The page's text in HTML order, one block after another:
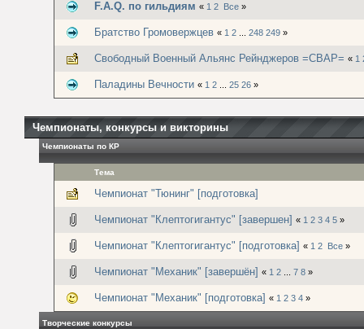
F.A.Q. по гильдиям « 1 2 Все »
Братство Громовержцев « 1 2 ... 248 249 »
Свободный Военный Альянс Рейнджеров =СВАР= « 1
Паладины Вечности « 1 2 ... 25 26 »
Чемпионаты, конкурсы и викторины
Чемпионаты по КР
Тема
Чемпионат "Тюнинг" [подготовка]
Чемпионат "Клептогигантус" [завершен] « 1 2 3 4 5 »
Чемпионат "Клептогигантус" [подготовка] « 1 2 Все »
Чемпионат "Механик" [завершён] « 1 2 7 8 »
Чемпионат "Механик" [подготовка] « 1 2 3 4 »
Творческие конкурсы